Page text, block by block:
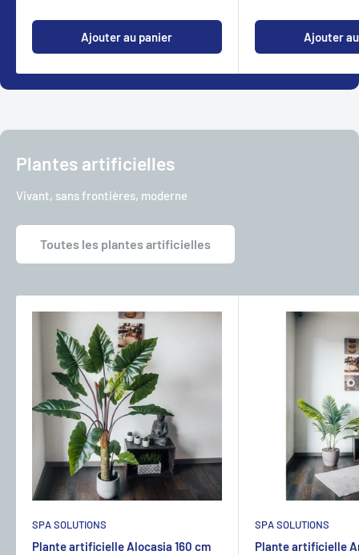
Ajouter au panier Ajouter
Plantes artificielles
Vivant, sans frontières, moderne
Toutes les plantes artificielles
SPA SOLUTIONS
Plante artificielle Alocasia 160 cm
SPA SOLUTIONS
Plante artificielle